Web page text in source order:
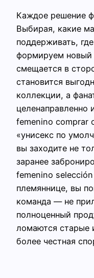
Каждое решение
Выбирая, какие
поддерживать,
формируем новый
смещается в
становится
коллекции, а
целенаправленно
femenino comprar
«унисекс по
вы заходите не
заранее
femenino
племяннице, вы
команда — не
полноценный
ломаются старые
более честная